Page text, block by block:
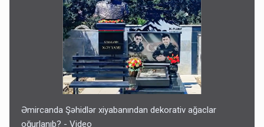
Əmircanda Şəhidlər xiyabanından dekorativ ağaclar
oğurlanıb? - Video